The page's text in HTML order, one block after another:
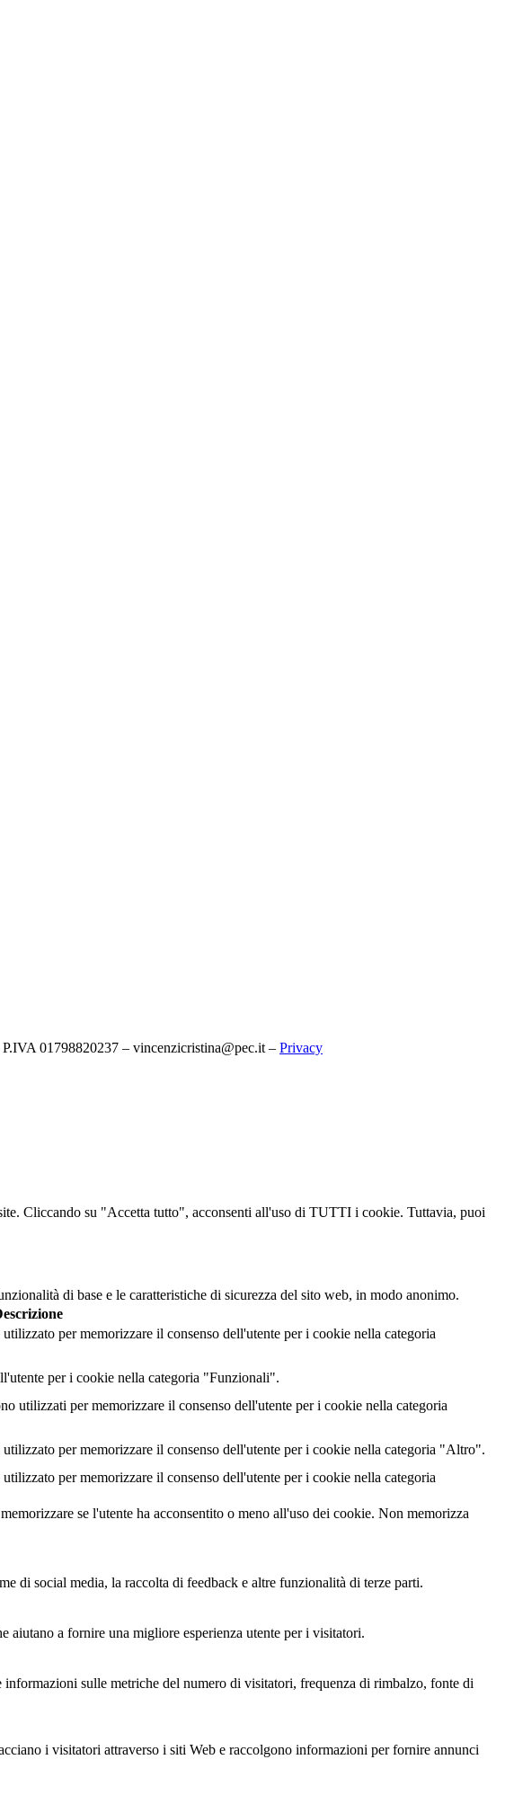
01798820237 – vincenzicristina@pec.it – Privacy
Cliccando su "Accetta tutto", acconsenti all'uso di TUTTI i cookie. Tuttavia, puoi
di base e le caratteristiche di sicurezza del sito web, in modo anonimo.
per memorizzare il consenso dell'utente per i cookie nella categoria
per i cookie nella categoria "Funzionali".
utilizzati per memorizzare il consenso dell'utente per i cookie nella categoria
per memorizzare il consenso dell'utente per i cookie nella categoria "Altro".
per memorizzare il consenso dell'utente per i cookie nella categoria
se l'utente ha acconsentito o meno all'uso dei cookie. Non memorizza
di social media, la raccolta di feedback e altre funzionalità di terze parti.
aiutano a fornire una migliore esperienza utente per i visitatori.
sulle metriche del numero di visitatori, frequenza di rimbalzo, fonte di
i visitatori attraverso i siti Web e raccolgono informazioni per fornire annunci